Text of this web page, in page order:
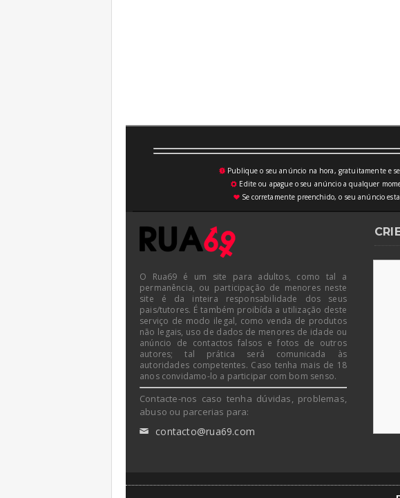
💥Publique o seu anúncio na hora, gratuitamente e
⚙ Edite ou apague o seu anúncio a qualquer
♥Se corretamente preenchido, o seu anúncio
O Rua69 é um site para adultos, como tal a
permanência, ou participação de menores neste
site é da inteira responsabilidade dos seus
pais/tutores. É também proibída a utilização deste
serviço de modo ilegal, como venda de produtos
não legais, uso de dados de menores de idade ou
anúncio de contactos falsos e fotos de outros
autores; tal prática será comunicada às
autoridades competentes. Caso tenha mais de 18
anos convidamo-lo a participar com bom senso.
Contacte-nos caso tenha dúvidas, problemas,
abuso ou parcerias para:
✉ contacto@rua69.com